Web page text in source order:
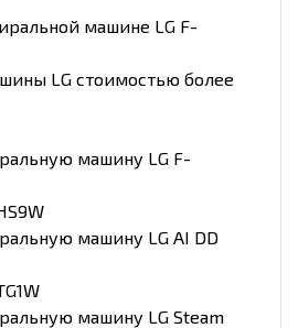
машине LG F-
LG стоимостью более
машину LG F-
машину LG AI DD
машину LG Steam